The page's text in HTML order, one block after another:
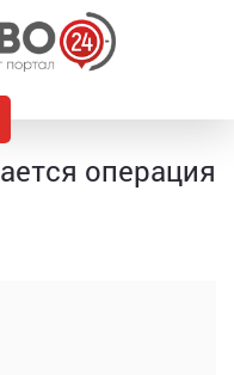
операция